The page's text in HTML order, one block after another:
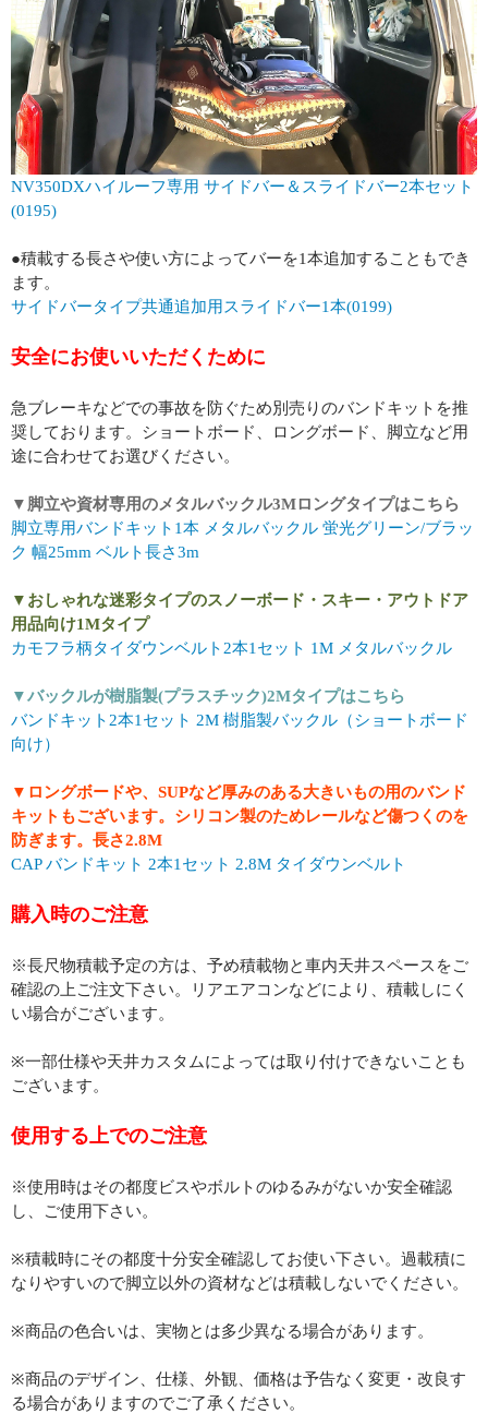
NV350DXハイルーフ専用 サイドバー＆スライドバー2本セット
(0195)
●積載する長さや使い方によってバーを1本追加することもでき
ます。
サイドバータイプ共通追加用スライドバー1本(0199)
安全にお使いいただくために
急ブレーキなどでの事故を防ぐため別売りのバンドキットを推
奨しております。ショートボード、ロングボード、脚立など用
途に合わせてお選びください。
▼脚立や資材専用のメタルバックル3Mロングタイプはこちら
脚立専用バンドキット1本 メタルバックル 蛍光グリーン/ブラッ
ク 幅25mm ベルト長さ3m
▼おしゃれな迷彩タイプのスノーボード・スキー・アウトドア
用品向け1Mタイプ
カモフラ柄タイダウンベルト2本1セット 1M メタルバックル
▼バックルが樹脂製(プラスチック)2Mタイプはこちら
バンドキット2本1セット 2M 樹脂製バックル（ショートボード
向け）
▼ロングボードや、SUPなど厚みのある大きいもの用のバンド
キットもございます。シリコン製のためレールなど傷つくのを
防ぎます。長さ2.8M
CAP バンドキット 2本1セット 2.8M タイダウンベルト
購入時のご注意
※長尺物積載予定の方は、予め積載物と車内天井スペースをご
確認の上ご注文下さい。リアエアコンなどにより、積載しにく
い場合がございます。
※一部仕様や天井カスタムによっては取り付けできないことも
ございます。
使用する上でのご注意
※使用時はその都度ビスやボルトのゆるみがないか安全確認
し、ご使用下さい。
※積載時にその都度十分安全確認してお使い下さい。過載積に
なりやすいので脚立以外の資材などは積載しないでください。
※商品の色合いは、実物とは多少異なる場合があります。
※商品のデザイン、仕様、外観、価格は予告なく変更・改良す
る場合がありますのでご了承ください。